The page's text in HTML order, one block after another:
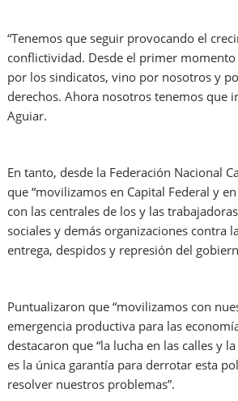
“Tenemos que seguir provocando el
conflictividad. Desde el primer
por los sindicatos, vino por nosotros y
derechos. Ahora nosotros tenemos que
Aguiar.
En tanto, desde la Federación Nacional
que “movilizamos en Capital Federal y
con las centrales de los y las
sociales y demás organizaciones contra
entrega, despidos y represión del
Puntualizaron que “movilizamos con
emergencia productiva para las
destacaron que “la lucha en las calles y
es la única garantía para derrotar esta
resolver nuestros problemas”.